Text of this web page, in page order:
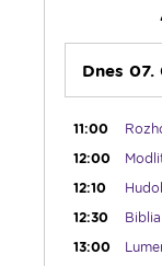
Dnes 07.
06:00
08:30
09:15
11:00
12:00
12:10
12:30
13:00